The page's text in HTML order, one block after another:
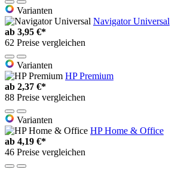
Varianten
Navigator Universal
ab 3,95 €*
62 Preise vergleichen
Varianten
HP Premium
ab 2,37 €*
88 Preise vergleichen
Varianten
HP Home & Office
ab 4,19 €*
46 Preise vergleichen